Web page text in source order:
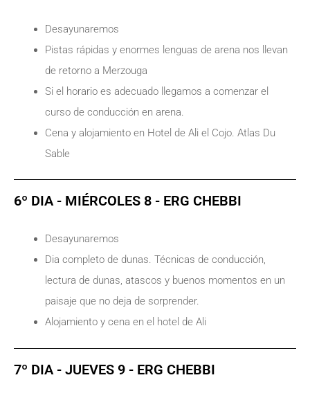
Desayunaremos
Pistas rápidas y enormes lenguas de arena nos llevan
de retorno a Merzouga
Si el horario es adecuado llegamos a comenzar el
curso de conducción en arena.
Cena y alojamiento en Hotel de Ali el Cojo. Atlas Du
Sable
6º DIA - MIÉRCOLES 8 - ERG CHEBBI
Desayunaremos
Dia completo de dunas. Técnicas de conducción,
lectura de dunas, atascos y buenos momentos en un
paisaje que no deja de sorprender.
Alojamiento y cena en el hotel de Ali
7º DIA - JUEVES 9 - ERG CHEBBI